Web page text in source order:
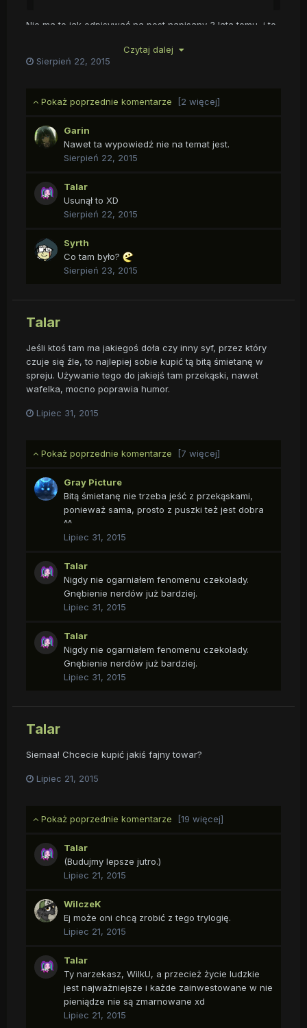
Nie ma to jak odpisywać na post napisany 3 lata temu, i to
Czytaj dalej
Sierpień 22, 2015
Pokaż poprzednie komentarze [2 więcej]
Garin
Nawet ta wypowiedź nie na temat jest.
Sierpień 22, 2015
Talar
Usunął to XD
Sierpień 22, 2015
Syrth
Co tam było?
Sierpień 23, 2015
Talar
Jeśli ktoś tam ma jakiegoś doła czy inny syf, przez który
czuje się źle, to najlepiej sobie kupić tą bitą śmietanę w
spreju. Używanie tego do jakiejś tam przekąski, nawet
wafelka, mocno poprawia humor.
Lipiec 31, 2015
Pokaż poprzednie komentarze [7 więcej]
Gray Picture
Bitą śmietanę nie trzeba jeść z przekąskami,
ponieważ sama, prosto z puszki też jest dobra
^^
Lipiec 31, 2015
Talar
Nigdy nie ogarniałem fenomenu czekolady.
Gnębienie nerdów już bardziej.
Lipiec 31, 2015
Talar
Nigdy nie ogarniałem fenomenu czekolady.
Gnębienie nerdów już bardziej.
Lipiec 31, 2015
Talar
Siemaa! Chcecie kupić jakiś fajny towar?
Lipiec 21, 2015
Pokaż poprzednie komentarze [19 więcej]
Talar
(Budujmy lepsze jutro.)
Lipiec 21, 2015
WilczeK
Ej może oni chcą zrobić z tego trylogię.
Lipiec 21, 2015
Talar
Ty narzekasz, WilkU, a przecież życie ludzkie
jest najważniejsze i każde zainwestowane w nie
pieniądze nie są zmarnowane xd
Lipiec 21, 2015